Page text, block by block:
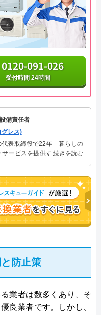
0120-091-026
受付時間 24時間
備責任者
レス)
代表取締役で22年 暮らしの
ービスを提供する株式会社
される「給湯器」のスペシ
続きを読む
防止策
業者は数多くあり、そ
良業者です。しかし、